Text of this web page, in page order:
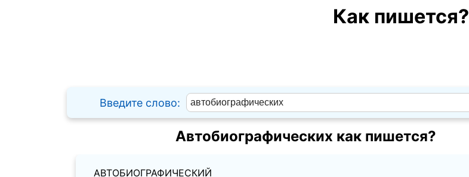
Как пишется?
Введите слово:
Автобиографических как пишется?
АВТОБИОГРАФИЧЕСКИЙ